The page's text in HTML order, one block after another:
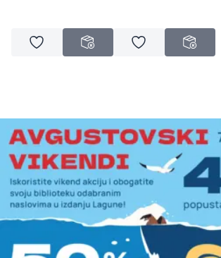
Dodaj u omiljeneNEDOSTUPNODodaj u omiljene